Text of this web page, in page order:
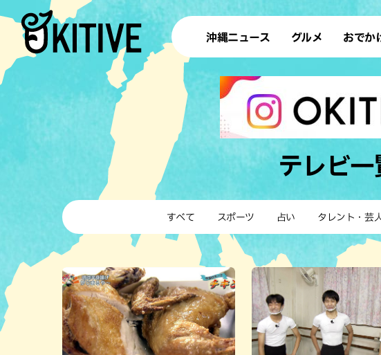
沖縄ニュース グルメ
ラーメン
テイクアウト
すし・魚料理
沖縄料理
ステーキ・焼肉
その他の肉料理
ブッフェ・バイキング
パン
ハンバーガー
おでか
デート
散歩
サウナ
テレビ一
すべて スポーツ 占い タレント・芸